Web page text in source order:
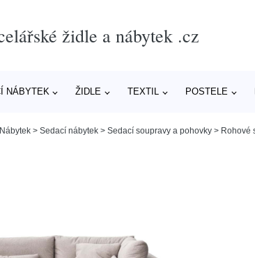
židle a nábytek .cz
NÁBYTEK ŽIDLE TEXTIL POSTELE
> Sedací nábytek > Sedací soupravy a pohovky > Rohové